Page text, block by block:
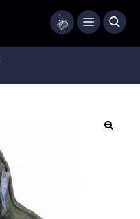
Menu